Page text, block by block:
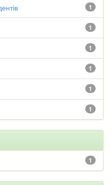
1
1
1
1
1
1
1